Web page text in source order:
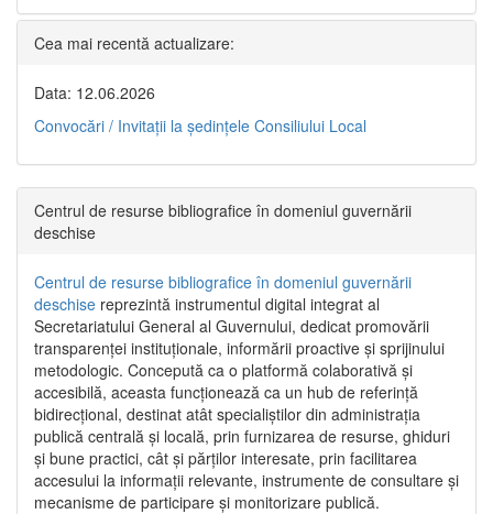
Cea mai recentă actualizare:
Data: 12.06.2026
Convocări / Invitaţii la şedinţele Consiliului Local
Centrul de resurse bibliografice în domeniul guvernării
deschise
Centrul de resurse bibliografice în domeniul guvernării
deschise reprezintă instrumentul digital integrat al
Secretariatului General al Guvernului, dedicat promovării
transparenței instituționale, informării proactive și sprijinului
metodologic. Concepută ca o platformă colaborativă și
accesibilă, aceasta funcționează ca un hub de referință
bidirecțional, destinat atât specialiștilor din administrația
publică centrală și locală, prin furnizarea de resurse, ghiduri
și bune practici, cât și părților interesate, prin facilitarea
accesului la informații relevante, instrumente de consultare și
mecanisme de participare și monitorizare publică.